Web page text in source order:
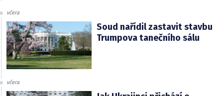
včera
Soud nařídil zastavit stavbu
Trumpova tanečního sálu
včera